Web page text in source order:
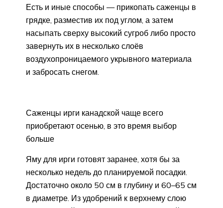
Есть и иные способы — прикопать саженцы в
грядке, разместив их под углом, а затем
насыпать сверху высокий сугроб либо просто
завернуть их в несколько слоёв
воздухопроницаемого укрывного материала
и забросать снегом.
Саженцы ирги канадской чаще всего
приобретают осенью, в это время выбор
больше
Яму для ирги готовят заранее, хотя бы за
несколько недель до планируемой посадки.
Достаточно около 50 см в глубину и 60–65 см
в диаметре. Из удобрений к верхнему слою